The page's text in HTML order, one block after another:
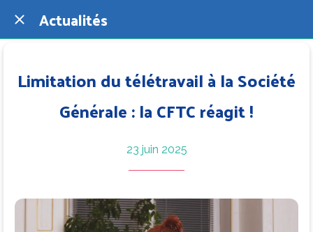
Actualités
Limitation du télétravail à la Société
Générale : la CFTC réagit !
23 juin 2025